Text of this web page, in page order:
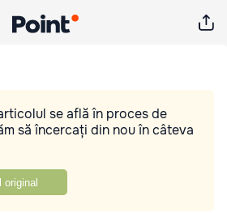
se află în proces de
să încercați din nou în câteva
original